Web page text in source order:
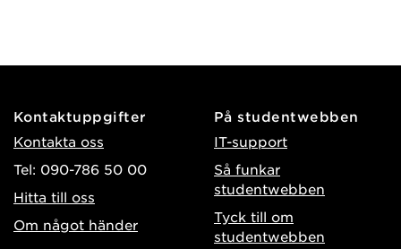
Kontaktuppgifter
Kontakta oss
Tel: 090-786 50 00
Hitta till oss
Om något händer
På studentwebben
IT-support
Så funkar
studentwebben
Tyck till om
studentwebben